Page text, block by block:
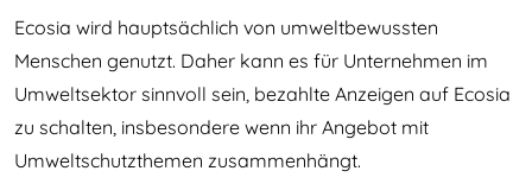
Ecosia wird hauptsächlich von umweltbewussten
Menschen genutzt. Daher kann es für Unternehmen im
Umweltsektor sinnvoll sein, bezahlte Anzeigen auf Ecosia
zu schalten, insbesondere wenn ihr Angebot mit
Umweltschutzthemen zusammenhängt.